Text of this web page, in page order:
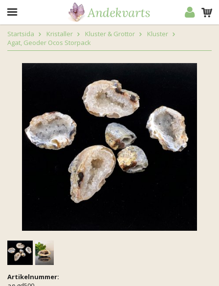
Startsida Kristaller Kluster & Grottor
Kluster
Agat, Geoder Ocos Storpack
Artikelnummer: